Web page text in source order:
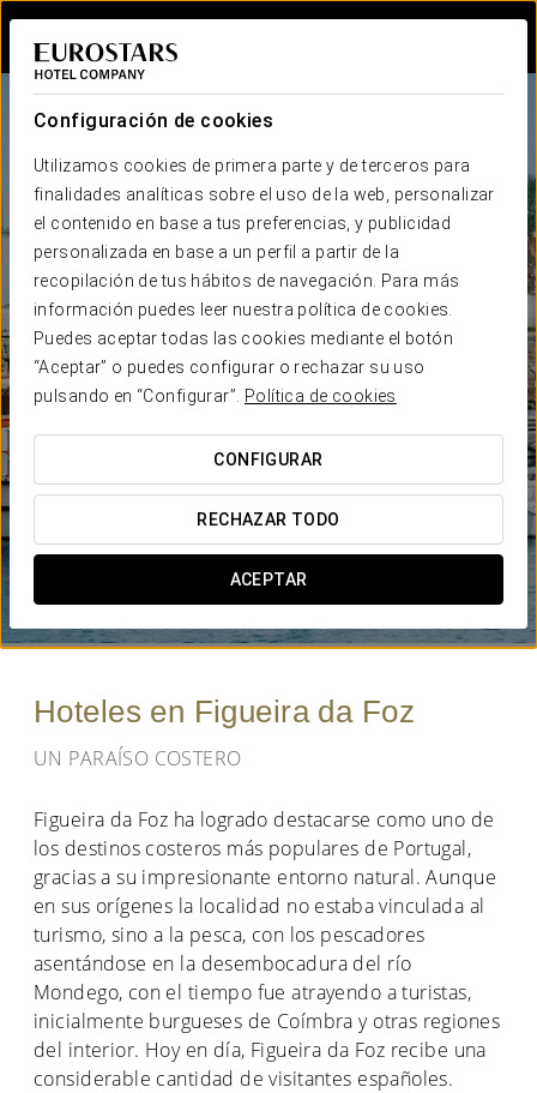
Configuración de cookies
Utilizamos cookies de primera parte y de terceros para
finalidades analíticas sobre el uso de la web, personalizar
el contenido en base a tus preferencias, y publicidad
personalizada en base a un perfil a partir de la
recopilación de tus hábitos de navegación. Para más
información puedes leer nuestra política de cookies.
Puedes aceptar todas las cookies mediante el botón
“Aceptar” o puedes configurar o rechazar su uso
pulsando en “Configurar”.
Política de cookies
CONFIGURAR
RECHAZAR TODO
ACEPTAR
Hoteles en Figueira da Foz
UN PARAÍSO COSTERO
Figueira da Foz ha logrado destacarse como uno de
los destinos costeros más populares de Portugal,
gracias a su impresionante entorno natural. Aunque
en sus orígenes la localidad no estaba vinculada al
turismo, sino a la pesca, con los pescadores
asentándose en la desembocadura del río
Mondego, con el tiempo fue atrayendo a turistas,
inicialmente burgueses de Coímbra y otras regiones
del interior. Hoy en día, Figueira da Foz recibe una
considerable cantidad de visitantes españoles.